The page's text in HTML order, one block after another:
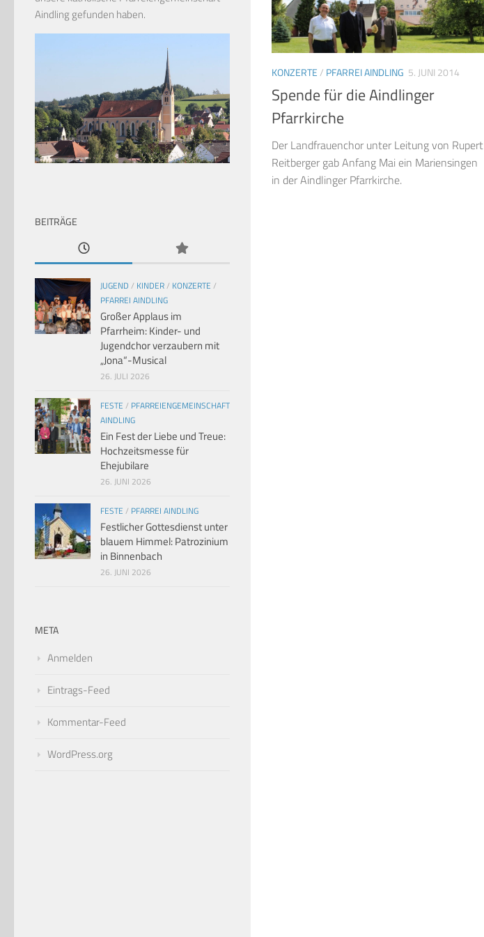
KONZERTE/ PFARREI AINDLING 5. JUNI 2014
Spende für die Aindlinger
Pfarrkirche
Der Landfrauenchor unter Leitung von Rupert
Reitberger gab Anfang Mai ein Mariensingen
in der Aindlinger Pfarrkirche.
Aindling gefunden haben.
BEITRÄGE
JUGEND / KINDER/ KONZERTE /
PFARREI AINDLING
Großer Applaus im
Pfarrheim: Kinder- und
Jugendchor verzaubern mit
„Jona“-Musical
26. JULI 2026
FESTE / PFARREIENGEMEINSCHAFT
AINDLING
Ein Fest der Liebe und Treue:
Hochzeitsmesse für
Ehejubilare
26. JUNI 2026
FESTE / PFARREI AINDLING
Festlicher Gottesdienst unter
blauem Himmel: Patrozinium
in Binnenbach
26. JUNI 2026
META
Anmelden
Eintrags-Feed
Kommentar-Feed
WordPress.org